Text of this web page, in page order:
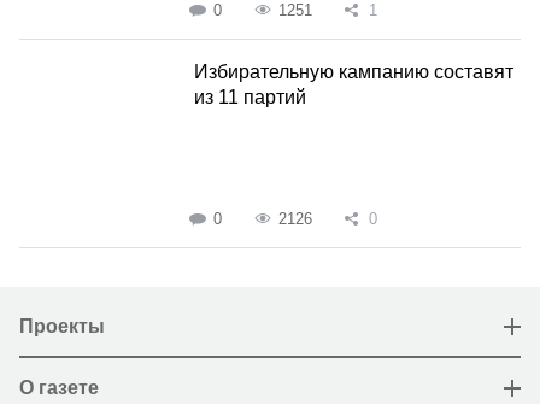
0 1251 1
Избирательную кампанию составят
из 11 партий
0 2126 0
Проекты
О газете